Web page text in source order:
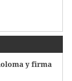
y firma